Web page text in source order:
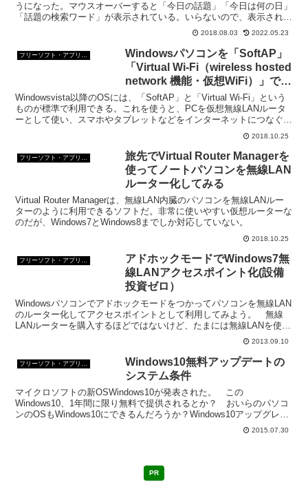
うになった。マウスオーバーすると「今日の話題」「今日は何の日」
「話題の検索ワード」が表示されている。いらないので、表示されな
2018.08.03 2022.05.23
Windowsパソコンを「SoftAP」
「Virtual Wi-Fi（wireless hosted
network 機能・仮想WiFi）」で無
線LANルーター化してAndroid末
端と通信
Windowsvista以降のOSには、「SoftAP」と「Virtual Wi-Fi」という
ものが標準で利用できる。これを使うと、PCを仮想無線LANルータ
ーとして使い、スマホやタブレットなどをインターネットにつなぐこ
2018.10.25
フリーソフト・アプリ・Webサービス
旅先でVirtual Router Managerを
使ってノートパソコンを無線LAN
ルーター化してみる
Virtual Router Managerは、無線LAN内臓のパソコンを無線LANルー
ターのように利用できるソフトだ。非常に使いやすい仮想ルーターな
のだが、Windows7とWindows8までしか対応していない。
2018.10.25
フリーソフト・アプリ・Webサービス
アドホックモードでWindows7無
線LANアクセスポイント化(設備
投資ゼロ）
Windowsパソコンでアドホックモードをつかってパソコンを無線LAN
のルーター化してアクセスポイントとして利用してみよう。 無線
LANルーターを購入するほどではないけど、たまには無線LANを使っ
2013.09.10
Windows10無料アップデートの
システム条件
マイクロソフトの新OSWindows10が発表された。 この
Windows10、1年間に限り無料で提供されるとか？ おいらのパソコ
ンのOSもWindows10にできるんだろうか？Windows10アップグレー
2015.07.30
PR